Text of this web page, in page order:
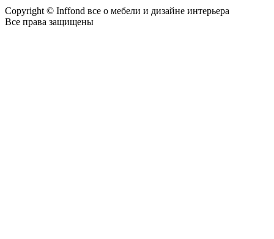
Copyright © Inffond все о мебели и дизайне интерьера
Все права защищены